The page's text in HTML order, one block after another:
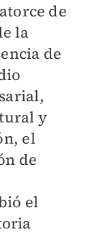
de
la
de
y
el
de
el